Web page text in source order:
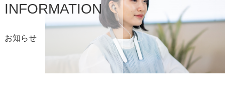
INFORMATION
お知らせ